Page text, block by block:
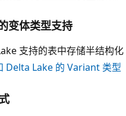
变体类型支持
支持的表中存储半结构化
Delta Lake 的 Variant 类型